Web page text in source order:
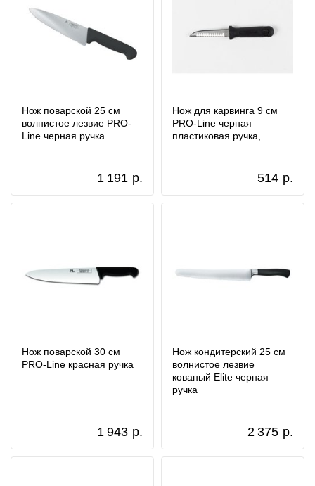
Нож поварской 25 см
волнистое лезвие PRO-
Line черная ручка
1 191 р.
Нож для карвинга 9 см
PRO-Line черная
пластиковая ручка,
514 р.
Нож поварской 30 см
PRO-Line красная ручка
1 943 р.
Нож кондитерский 25 см
волнистое лезвие
кованый Elite черная
ручка
2 375 р.